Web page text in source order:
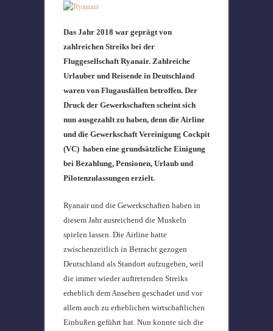
Das Jahr 2018 war geprägt von
zahlreichen Streiks bei der
Fluggesellschaft Ryanair. Zahlreiche
Urlauber und Reisende in Deutschland
waren von Flugausfällen betroffen. Der
Druck der Gewerkschaften scheint sich
nun ausgezahlt zu haben, denn die Airline
und die Gewerkschaft Vereinigung Cockpit
(VC) haben eine grundsätzliche Einigung
bei Bezahlung, Pensionen, Urlaub und
Pilotenzulassungen erzielt.
Ryanair und die Gewerkschaften haben in
diesem Jahr ausreichend die Muskeln
spielen lassen. Die Airline hatte
zwischenzeitlich in Betracht gezogen
Deutschland als Standort aufzugeben, weil
die immer wieder auftretenden Streiks
erheblich dem Ansehen geschadet und vor
allem auch zu erheblichen wirtschaftlichen
Einbußen geführt hat. Nun konnte sich die